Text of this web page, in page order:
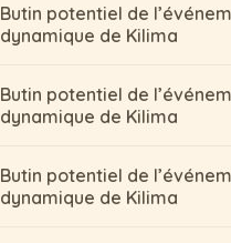
Butin potentiel de
dynamique de Kilima
Butin potentiel de
dynamique de Kilima
Butin potentiel de
dynamique de Kilima